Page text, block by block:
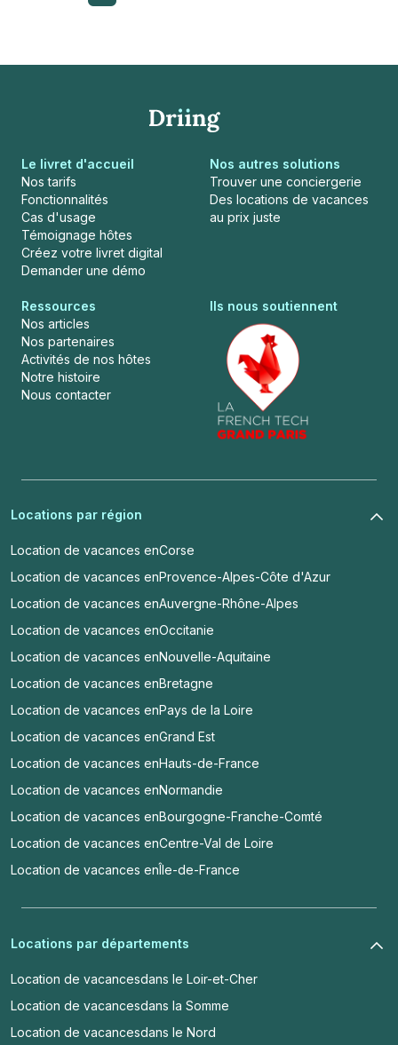
Le livret d'accueil
Nos tarifs
Fonctionnalités
Cas d'usage
Témoignage hôtes
Créez votre livret digital
Demander une démo
Nos autres solutions
Trouver une conciergerie
Des locations de vacances
au prix juste
Ressources
Nos articles
Nos partenaires
Activités de nos hôtes
Notre histoire
Nous contacter
Ils nous soutiennent
Locations par région
Location de vacances enCorse
Location de vacances enProvence-Alpes-Côte d'Azur
Location de vacances enAuvergne-Rhône-Alpes
Location de vacances enOccitanie
Location de vacances enNouvelle-Aquitaine
Location de vacances enBretagne
Location de vacances enPays de la Loire
Location de vacances enGrand Est
Location de vacances enHauts-de-France
Location de vacances enNormandie
Location de vacances enBourgogne-Franche-Comté
Location de vacances enCentre-Val de Loire
Location de vacances enÎle-de-France
Locations par départements
Location de vacancesdans le Loir-et-Cher
Location de vacancesdans la Somme
Location de vacancesdans le Nord